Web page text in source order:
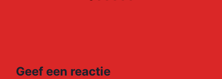
Geef een reactie